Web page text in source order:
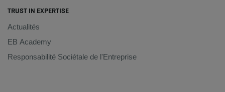
TRUST IN EXPERTISE
Actualités
EB Academy
Responsabilité Sociétale de l'Entreprise